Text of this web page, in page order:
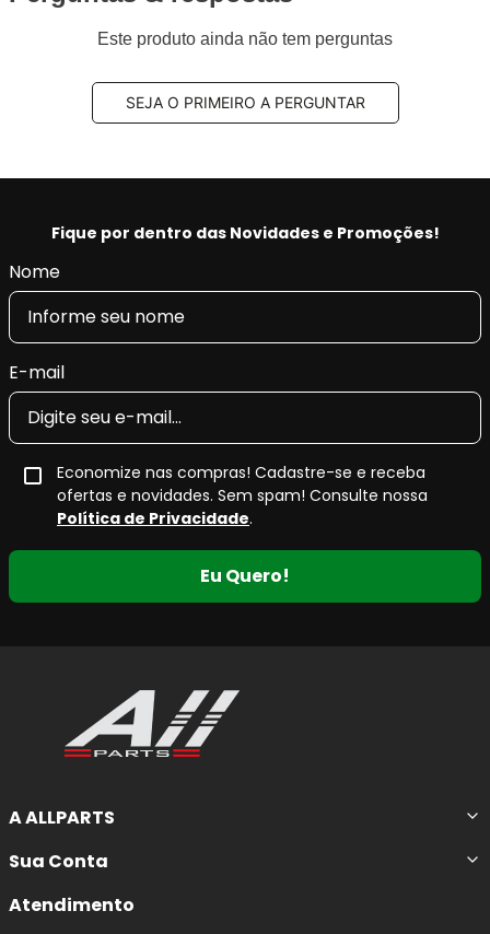
Benefícios Aplus:
- Tecnologia e qualidade na produção, fornecendo a
- Restaura as características originais do veículo,
conforto e retira as vibrações.
Este produto ainda não tem perguntas
SEJA O PRIMEIRO A PERGUNTAR
Fique por dentro das Novidades e Promoções!
Nome
E-mail
Economize nas compras! Cadastre-se e receba
ofertas e novidades. Sem spam! Consulte nossa
Política de Privacidade.
Eu Quero!
A ALLPARTS
Sua Conta
Atendimento